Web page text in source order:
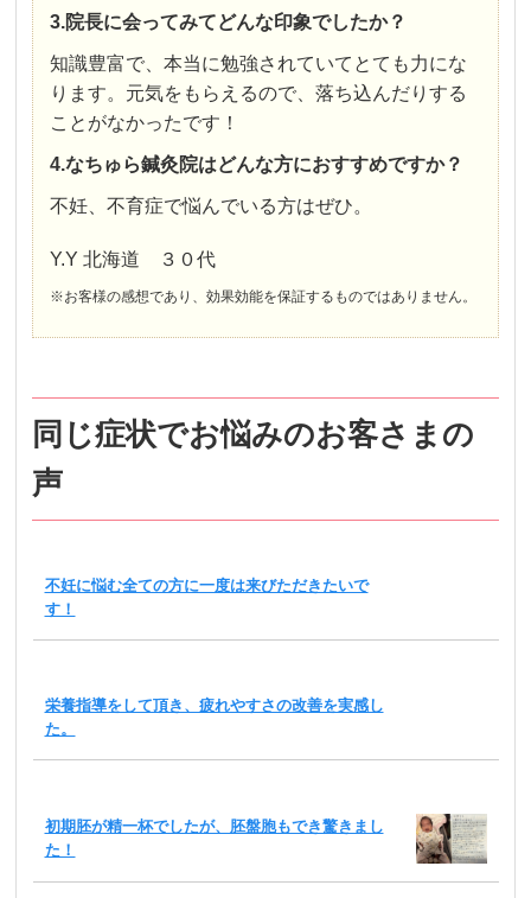
3.院長に会ってみてどんな印象でしたか？
知識豊富で、本当に勉強されていてとても力にな
ります。元気をもらえるので、落ち込んだりする
ことがなかったです！
4.なちゅら鍼灸院はどんな方におすすめですか？
不妊、不育症で悩んでいる方はぜひ。
Y.Y 北海道 ３０代
※お客様の感想であり、効果効能を保証するものではありません。
同じ症状でお悩みのお客さまの
声
不妊に悩む全ての方に一度は来びただきたいで
す！
栄養指導をして頂き、疲れやすさの改善を実感し
た。
初期胚が精一杯でしたが、胚盤胞もでき驚きまし
た！